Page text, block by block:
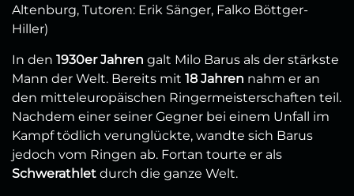
Altenburg, Tutoren: Erik Sänger, Falko Böttger-
Hiller)
In den 1930er Jahren galt Milo Barus als der stärkste
Mann der Welt. Bereits mit 18 Jahren nahm er an
den mitteleuropäischen Ringermeisterschaften teil.
Nachdem einer seiner Gegner bei einem Unfall im
Kampf tödlich verunglückte, wandte sich Barus
jedoch vom Ringen ab. Fortan tourte er als
Schwerathlet durch die ganze Welt.